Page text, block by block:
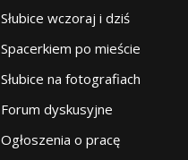
Słubice wczoraj i dziś
Spacerkiem po mieście
Słubice na fotografiach
Forum dyskusyjne
Ogłoszenia o pracę